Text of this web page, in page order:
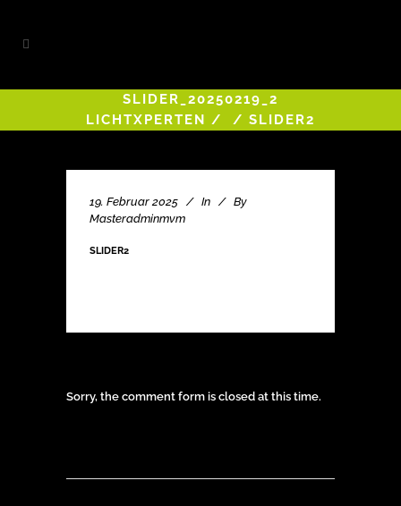
SLIDER_20250219_2
LICHTXPERTEN / / SLIDER2
19. Februar 2025 In
By
Masteradminmvm
SLIDER2
Sorry, the comment form is closed at this time.